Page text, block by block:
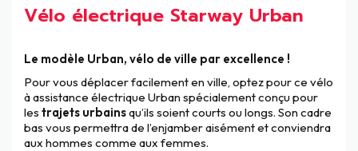
Vélo électrique Starway Urban
Le modèle Urban, vélo de ville par excellence !
Pour vous déplacer facilement en ville, optez pour ce vélo
à assistance électrique Urban spécialement conçu pour
les trajets urbainsqu’ils soient courts ou longs. Son cadre
bas vous permettra de l’enjamber aisément et conviendra
aux hommes comme aux femmes.